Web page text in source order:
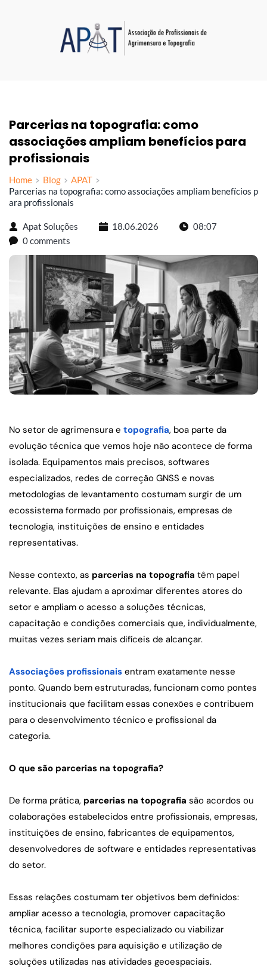
Parcerias na topografia: como
associações ampliam benefícios para
profissionais
Home Blog
APAT
Parcerias na topografia: como associações ampliam benefícios p
ara profissionais
Apat Soluções 18.06.2026
08:07
0 comments
No setor de agrimensura e topografia, boa parte da
evolução técnica que vemos hoje não acontece de forma
isolada. Equipamentos mais precisos, softwares
especializados, redes de correção GNSS e novas
metodologias de levantamento costumam surgir de um
ecossistema formado por profissionais, empresas de
tecnologia, instituições de ensino e entidades
representativas.
Nesse contexto, as parcerias na topografia têm papel
relevante. Elas ajudam a aproximar diferentes atores do
setor e ampliam o acesso a soluções técnicas,
capacitação e condições comerciais que, individualmente,
muitas vezes seriam mais difíceis de alcançar.
Associações profissionais entram exatamente nesse
ponto. Quando bem estruturadas, funcionam como pontes
institucionais que facilitam essas conexões e contribuem
para o desenvolvimento técnico e profissional da
categoria.
O que são parcerias na topografia?
De forma prática, parcerias na topografia são acordos ou
colaborações estabelecidos entre profissionais, empresas,
instituições de ensino, fabricantes de equipamentos,
desenvolvedores de software e entidades representativas
do setor.
Essas relações costumam ter objetivos bem definidos:
ampliar acesso a tecnologia, promover capacitação
técnica, facilitar suporte especializado ou viabilizar
melhores condições para aquisição e utilização de
soluções utilizadas nas atividades geoespaciais.